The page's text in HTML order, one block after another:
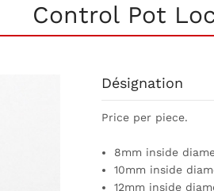
Control Pot
Désignation
Price per piece.
8mm inside
10mm inside
12mm inside